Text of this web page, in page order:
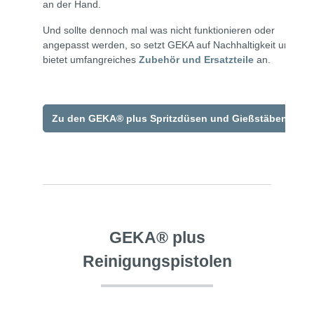
an der Hand.
Und sollte dennoch mal was nicht funktionieren oder
angepasst werden, so setzt GEKA auf Nachhaltigkeit und
bietet umfangreiches Zubehör und Ersatzteile an.
Zu den GEKA® plus Spritzdüsen und Gießstäben
GEKA® plus
Reinigungspistolen